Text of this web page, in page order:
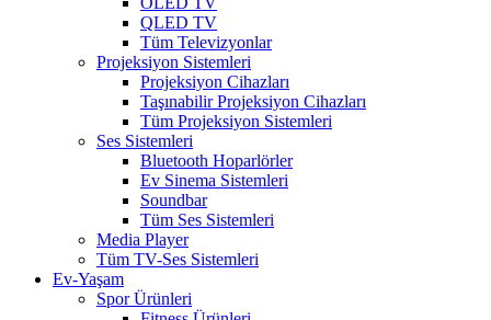
QLED TV
Tüm Televizyonlar
Projeksiyon Sistemleri
Projeksiyon Cihazları
Taşınabilir Projeksiyon Cihazları
Tüm Projeksiyon Sistemleri
Ses Sistemleri
Bluetooth Hoparlörler
Ev Sinema Sistemleri
Soundbar
Tüm Ses Sistemleri
Media Player
Tüm TV-Ses Sistemleri
Ev-Yaşam
Spor Ürünleri